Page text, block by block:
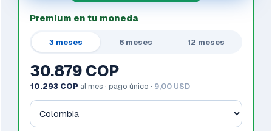
Premium en tu moneda
3 meses 6 meses 12 meses
30.879 COP
10.293 COP al mes · pago único · 9,00 USD